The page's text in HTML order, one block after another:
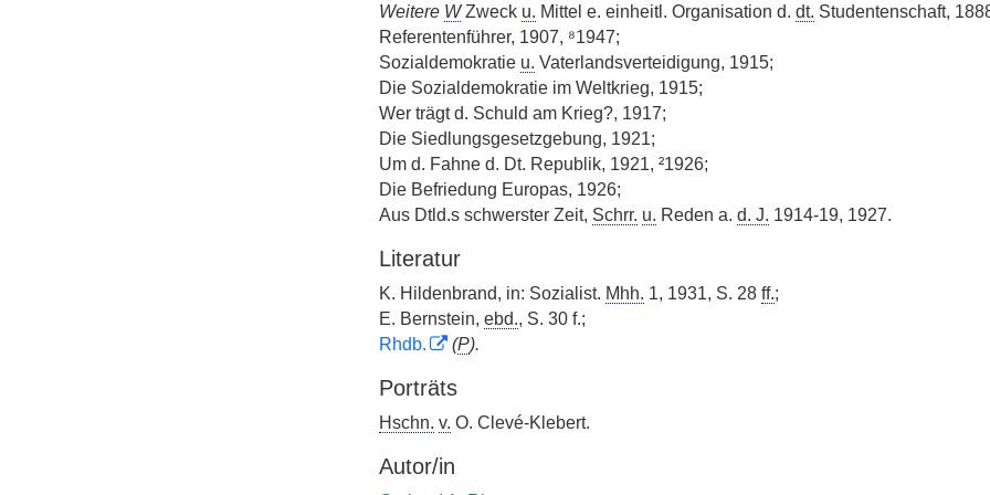
Weitere WZweck u. Mittel e. einheitl. Organisation d. dt. Studentenschaft,
Referentenführer, 1907, ⁸1947;
Sozialdemokratie u. Vaterlandsverteidigung, 1915;
Die Sozialdemokratie im Weltkrieg, 1915;
Wer trägt d. Schuld am Krieg?, 1917;
Die Siedlungsgesetzgebung, 1921;
Um d. Fahne d. Dt. Republik, 1921, ²1926;
Die Befriedung Europas, 1926;
Aus Dtld.s schwerster Zeit, Schrr. u. Reden a. d. J. 1914-19, 1927.
Literatur
K. Hildenbrand, in: Sozialist. Mhh. 1, 1931, S. 28 ff.;
E. Bernstein, ebd., S. 30 f.;
Rhdb.
(P).
Porträts
Hschn. v. O. Clevé-Klebert.
Autor/in